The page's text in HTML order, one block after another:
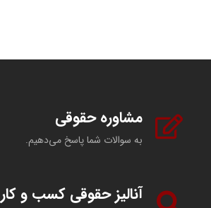
مشاوره حقوقی
به سوالات شما پاسخ می‌دهیم.
آنالیز حقوقی کسب و کار